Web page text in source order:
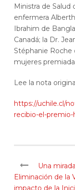
Ministra de Salud
enfermera
Ibrahim de
Canadá; la Dr.
Stéphanie Roche
mujeres
Lee la nota
https://uchile.cl/
recibio-el-premio-
Una
Eliminación de la
impacto de la